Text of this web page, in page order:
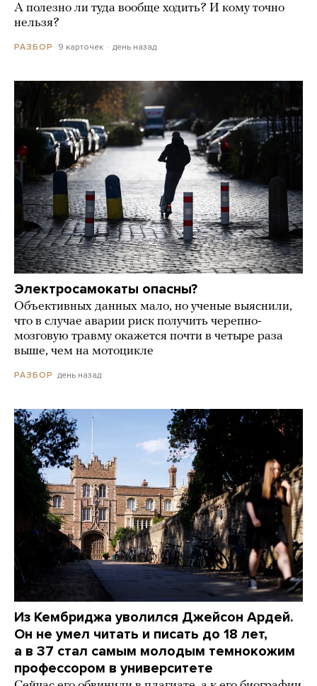
А полезно ли туда вообще ходить? И кому точно
нельзя?
РАЗБОР 9 карточек день назад
Электросамокаты опасны?
Объективных данных мало, но ученые выяснили,
что в случае аварии риск получить черепно-
мозговую травму окажется почти в четыре раза
выше, чем на мотоцикле
РАЗБОР день назад
Из Кембриджа уволился Джейсон Ардей.
Он не умел читать и писать до 18 лет,
а в 37 стал самым молодым темнокожим
профессором в университете